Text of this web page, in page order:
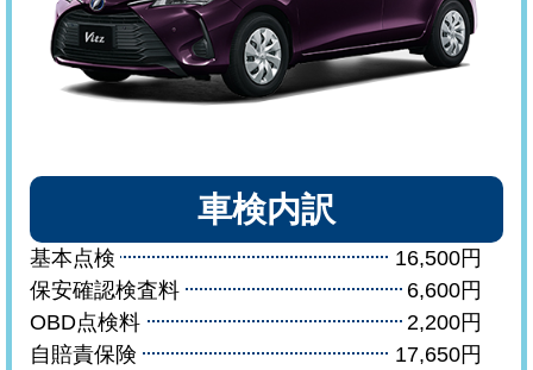
車検内訳
基本点検
16,500円
保安確認検査料
6,600円
OBD点検料
2,200円
自賠責保険
17,650円